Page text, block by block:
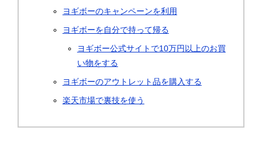
ヨギボーのキャンペーンを利用
ヨギボーを自分で持って帰る
ヨギボー公式サイトで10万円以上のお買
い物をする
ヨギボーのアウトレット品を購入する
楽天市場で裏技を使う